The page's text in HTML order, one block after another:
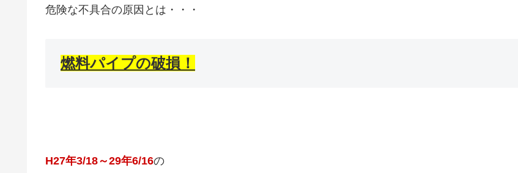
危険な不具合の原因とは・・・
燃料パイプの破損！
H27年3/18～29年6/16の